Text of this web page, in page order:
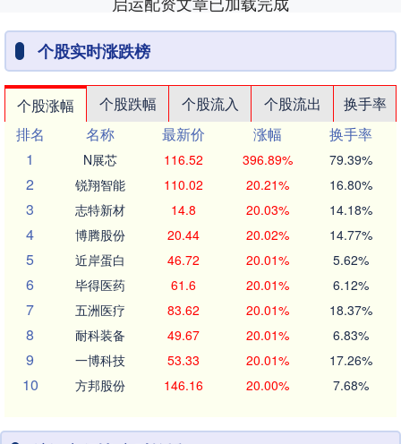
个股实时涨跌榜
个股涨幅 个股跌幅 个股流入 个股流出
换手率
排名
名称 最新价 涨幅
换手率
1
N展芯 116.52 396.89% 79.39%
2 锐翔智能 110.02 20.21% 16.80%
3 志特新材 14.8 20.03% 14.18%
4 博腾股份 20.44 20.02% 14.77%
5 近岸蛋白 46.72 20.01% 5.62%
6 毕得医药 61.6 20.01% 6.12%
7 五洲医疗 83.62 20.01% 18.37%
8 耐科装备 49.67 20.01% 6.83%
9 一博科技 53.33 20.01% 17.26%
10 方邦股份 146.16 20.00% 7.68%